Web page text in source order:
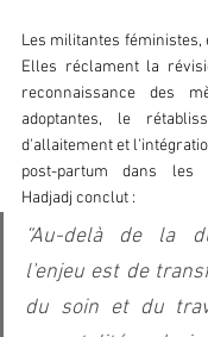
Les militantes
Elles réclament la
reconnaissance des
adoptantes, le
d'allaitement et
post-partum dans les
Hadjadj conclut :
“Au-delà de la
l'enjeu est de
du soin et du